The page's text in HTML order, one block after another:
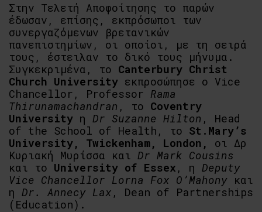
Στην Τελετή Αποφοίτησης το παρών
έδωσαν, επίσης, εκπρόσωποι των
συνεργαζόμενων βρετανικών
πανεπιστημίων, οι οποίοι, με τη σειρά
τους, έστειλαν το δικό τους μήνυμα.
Συγκεκριμένα, το Canterbury Christ
Church University εκπροσώπησε ο Vice
Chancellor, Professor Rama
Thirunamachandran , το Coventry
University η Dr Suzanne Hilton , Head
of the School of Health, το St.Mary’s
University, Twickenham, London,
οι Δρ
Κυριακή Μυρίσσα και Dr Mark Cousins
και το University of Essex , η Deputy
Vice Chancellor Lorna Fox O’Mahony και
η Dr. Annecy Lax , Dean of Partnerships
(Education).